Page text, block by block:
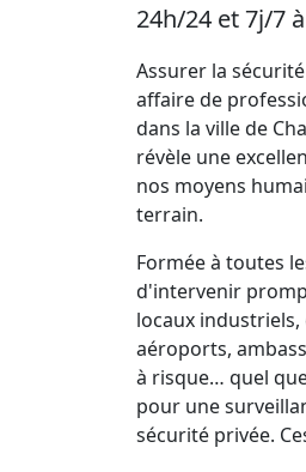
24h/24 et 7j/7
Assurer la
affaire de
dans la ville de
révèle une
nos moyens
terrain.
Formée à toutes
d'intervenir
locaux
aéroports,
à risque… quel
pour une
sécurité privée.